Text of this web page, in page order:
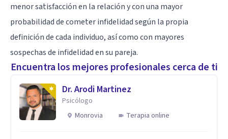
menor satisfacción en la relación y con una mayor
probabilidad de cometer infidelidad según la propia
definición de cada individuo, así como con mayores
sospechas de infidelidad en su pareja.
Encuentra los mejores profesionales cerca de ti
Dr. Arodi Martinez
Psicólogo
Monrovia
Terapia online